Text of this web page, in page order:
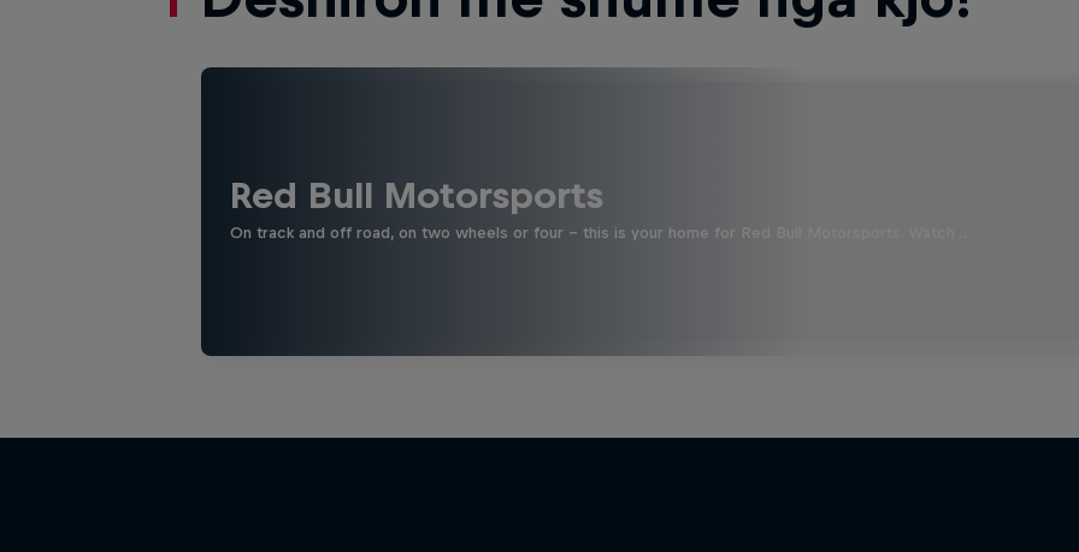
Red Bull Motorsports
On track and off road, on two wheels or four - this is your home for Red Bull Motorsports. Watch …